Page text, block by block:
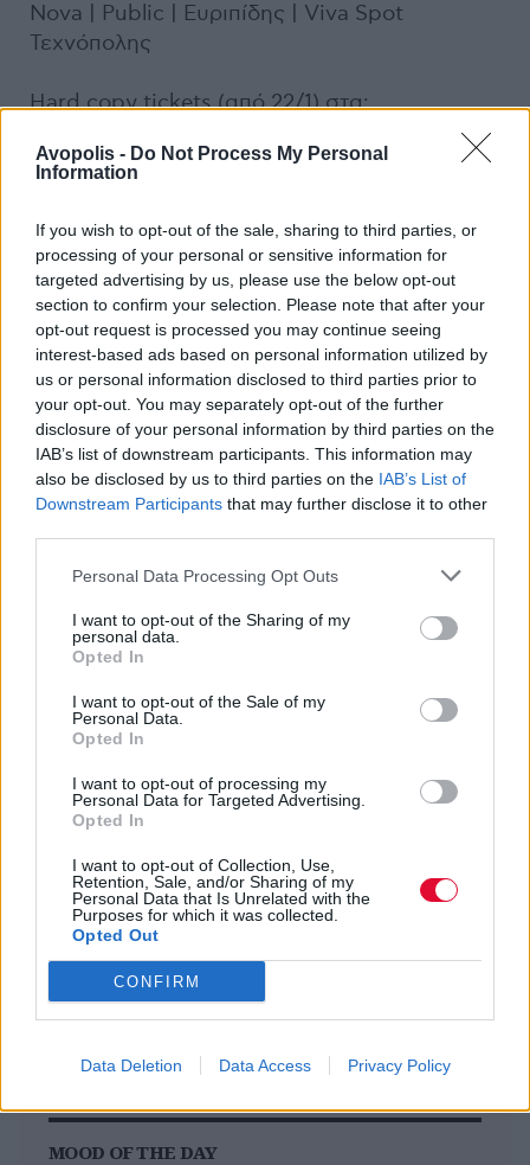
Avopolis - Do Not Process My Personal
Information
If you wish to opt-out of the sale, sharing to third parties, or
processing of your personal or sensitive information for
targeted advertising by us, please use the below opt-out
section to confirm your selection. Please note that after your
opt-out request is processed you may continue seeing
interest-based ads based on personal information utilized by
us or personal information disclosed to third parties prior to
your opt-out. You may separately opt-out of the further
disclosure of your personal information by third parties on the
IAB’s list of downstream participants. This information may
also be disclosed by us to third parties on the IAB’s List of
Downstream Participants that may further disclose it to other
Personal Data Processing Opt Outs
I want to opt-out of the Sharing of my
personal data.
Opted In
I want to opt-out of the Sale of my
Personal Data.
Opted In
I want to opt-out of processing my
Personal Data for Targeted Advertising.
Opted In
I want to opt-out of Collection, Use,
Retention, Sale, and/or Sharing of my
Personal Data that Is Unrelated with the
Purposes for which it was collected.
Opted Out
CONFIRM
Data Deletion Data Access Privacy Policy
Nova | Public | Ευριπίδης | Viva Spot
Τεχνόπολης
Hard copy tickets (από 22/1) στα:
Oldschool (Σολωμού 13-15, Εξάρχεια)
Full Moon Store #1 (Θεμιστοκλέους 42,
Εξάρχεια)
Full Moon Store #2 (Ηφαίστου 22,
Μοναστηράκι)
Fuzz Ink. (Φαλήρου 24-26, Κουκάκι)
The Lab Records (Βεΐκου 73, Κουκάκι)
Metal Era (Εμμ. Μπενάκη 22, Εξάρχεια)
Monsterville (Αγ. Ειρήνης 13, Μοναστηράκι)
AN CLUB
Σολωμού 13 - 15 – Εξάρχεια - Αθήνα
Previous Article Next Article
Ακολούθησε το Avopolis Network στο
MOOD OF THE DAY